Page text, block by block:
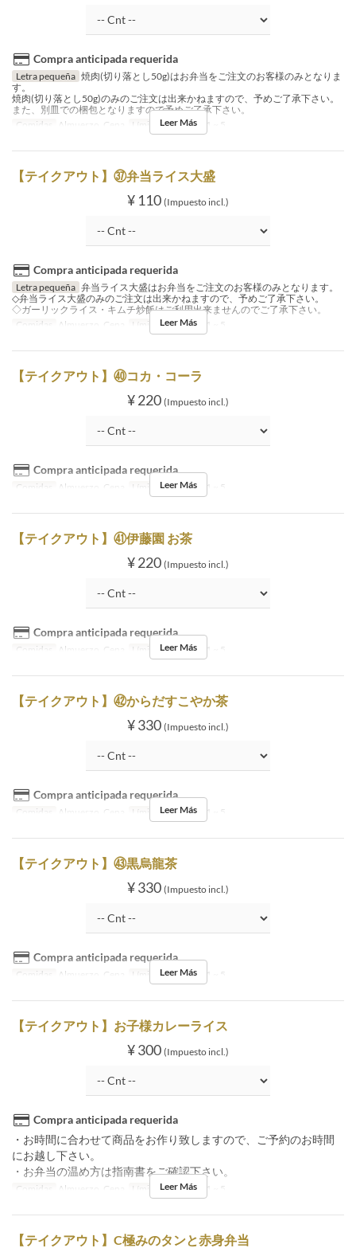
Compra anticipada requerida
Letra pequeña 焼肉(切り落とし50g)はお弁当をご注文のお客様のみとなりま
す。
焼肉(切り落とし50g)のみのご注文は出来かねますので、予めご了承下さい。
また、別皿での梱包となりますので予めご了承下さい。
Comidas
Almuerzo, Cena Límite de pedido 1 ~ 5
Leer Más
【テイクアウト】㊲弁当ライス大盛
¥ 110 (Impuesto incl.)
Compra anticipada requerida
Letra pequeña 弁当ライス大盛はお弁当をご注文のお客様のみとなります。
◇弁当ライス大盛のみのご注文は出来かねますので、予めご了承下さい。
◇ガーリックライス・キムチ炒飯はご利用出来ませんのでご了承下さい。
Comidas
Almuerzo, Cena Límite de pedido 1 ~ 5
Leer Más
【テイクアウト】㊵コカ・コーラ
¥ 220 (Impuesto incl.)
Compra anticipada requerida
Comidas Almuerzo, Cena Límite de pedido 1 ~ 5
Leer Más
【テイクアウト】㊶伊藤園 お茶
¥ 220 (Impuesto incl.)
Compra anticipada requerida
Comidas Almuerzo, Cena Límite de pedido 1 ~ 5
Leer Más
【テイクアウト】㊷からだすこやか茶
¥ 330 (Impuesto incl.)
Compra anticipada requerida
Comidas Almuerzo, Cena Límite de pedido 1 ~ 5
Leer Más
【テイクアウト】㊸黒烏龍茶
¥ 330 (Impuesto incl.)
Compra anticipada requerida
Comidas Almuerzo, Cena Límite de pedido 1 ~ 5
Leer Más
【テイクアウト】お子様カレーライス
¥ 300 (Impuesto incl.)
Compra anticipada requerida
・お時間に合わせて商品をお作り致しますので、ご予約のお時間
にお越し下さい。
・お弁当の温め方は指南書をご確認下さい。
Comidas Almuerzo, Cena Límite de pedido 1 ~ 5
Leer Más
【テイクアウト】C極みのタンと赤身弁当